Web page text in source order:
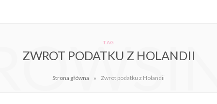
TAG
ZWROT PODATKU Z HOLANDII
Strona główna » Zwrot podatku z Holandii